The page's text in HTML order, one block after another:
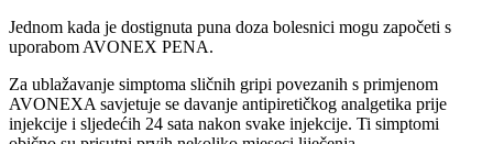
Jednom kada je dostignuta puna doza bolesnici mogu započeti s
uporabom AVONEX PENA.
Za ublažavanje simptoma sličnih gripi povezanih s primjenom
AVONEXA savjetuje se davanje antipiretičkog analgetika prije
injekcije i sljedećih 24 sata nakon svake injekcije. Ti simptomi